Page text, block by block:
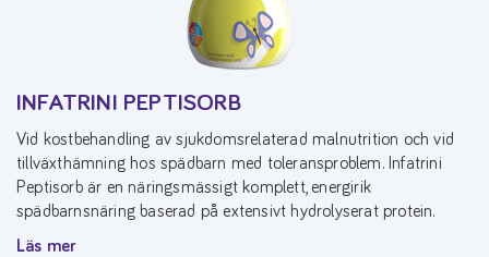
INFATRINI PEPTISORB
Vid kostbehandling av sjukdomsrelaterad malnutrition och vid
tillväxthämning hos spädbarn med toleransproblem. Infatrini
Peptisorb är en näringsmässigt komplett, energirik
spädbarnsnäring baserad på extensivt hydrolyserat protein.
Läs mer